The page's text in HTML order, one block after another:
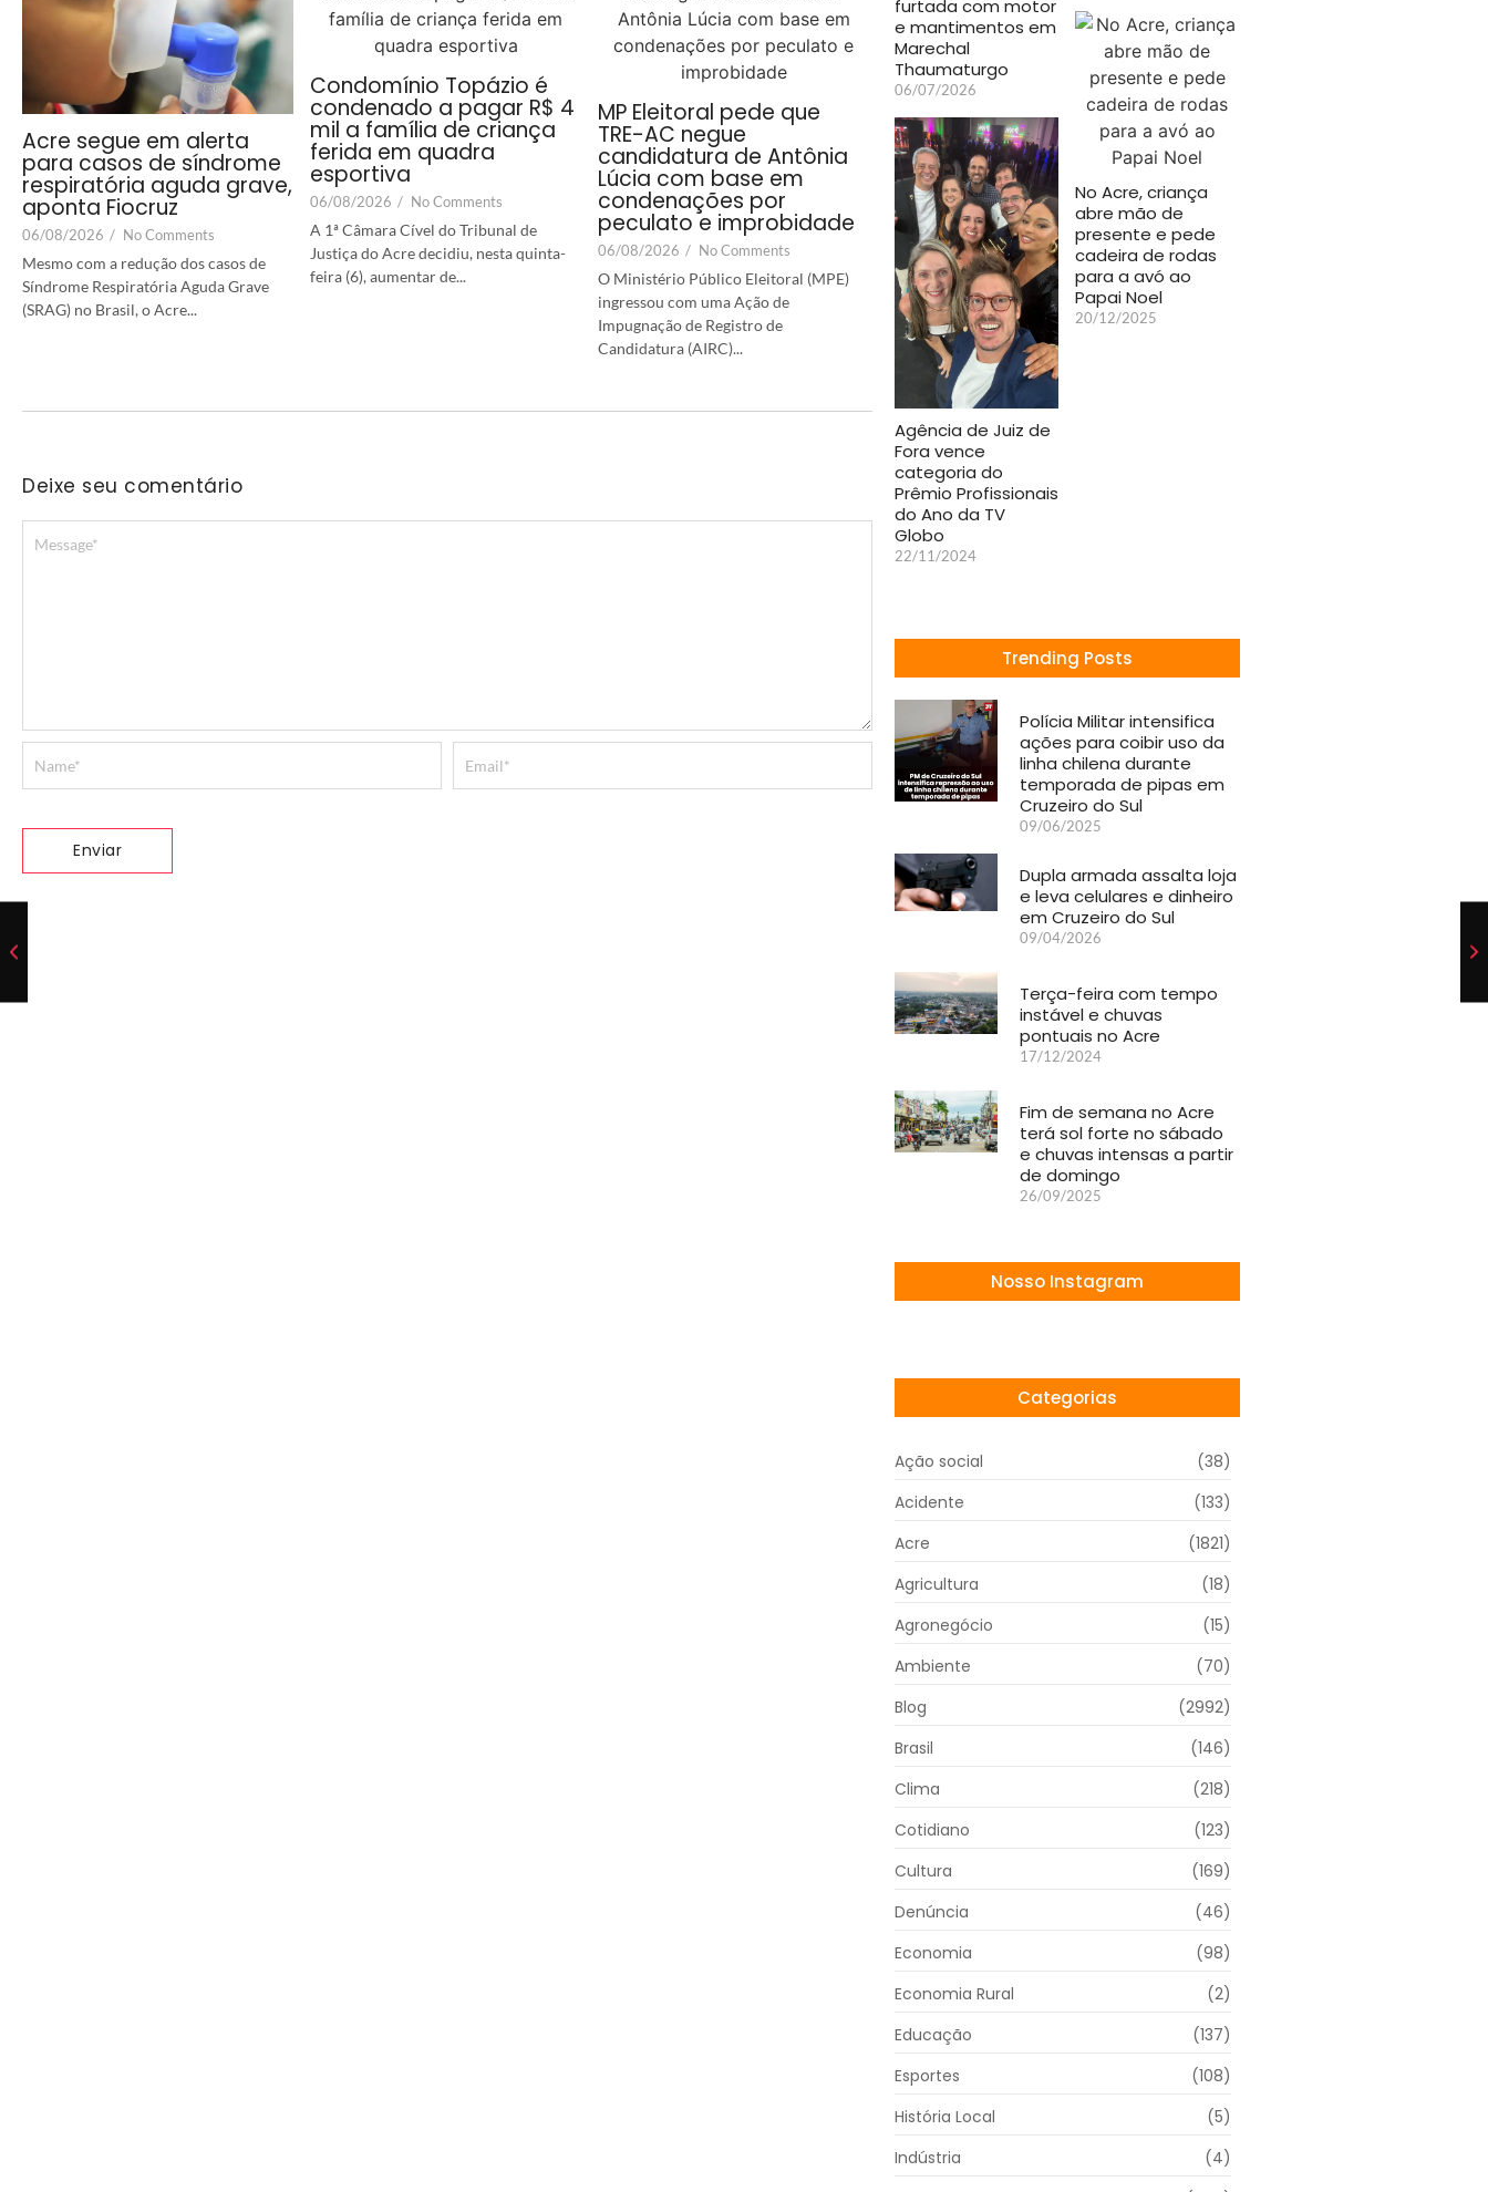
Acre segue em alerta
para casos de síndrome
respiratória aguda grave,
aponta Fiocruz
06/08/2026 / No Comments
Mesmo com a redução dos casos de
Síndrome Respiratória Aguda Grave
(SRAG) no Brasil, o Acre...
Condomínio Topázio é
condenado a pagar R$ 4
mil a família de criança
ferida em quadra
esportiva
06/08/2026 / No Comments
A 1ª Câmara Cível do Tribunal de
Justiça do Acre decidiu, nesta quinta-
feira (6), aumentar de...
MP Eleitoral pede que
TRE-AC negue
candidatura de Antônia
Lúcia com base em
condenações por
peculato e improbidade
06/08/2026 / No Comments
O Ministério Público Eleitoral (MPE)
ingressou com uma Ação de
Impugnação de Registro de
Candidatura (AIRC)...
Deixe seu comentário
furtada com motor
e mantimentos em
Marechal
Thaumaturgo
06/07/2026
No Acre, criança
abre mão de
presente e pede
cadeira de rodas
para a avó ao
Papai Noel
20/12/2025
Agência de Juiz de
Fora vence
categoria do
Prêmio Profissionais
do Ano da TV
Globo
22/11/2024
Trending Posts
Polícia Militar intensifica
ações para coibir uso da
linha chilena durante
temporada de pipas em
Cruzeiro do Sul
09/06/2025
Dupla armada assalta loja
e leva celulares e dinheiro
em Cruzeiro do Sul
09/04/2026
Terça-feira com tempo
instável e chuvas
pontuais no Acre
17/12/2024
Fim de semana no Acre
terá sol forte no sábado
e chuvas intensas a partir
de domingo
26/09/2025
Nosso Instagram
Categorias
Ação social
(38)
Acidente
(133)
Acre
(1821)
Agricultura
(18)
Agronegócio
(15)
Ambiente
(70)
Blog
(2992)
Brasil
(146)
Clima
(218)
Cotidiano
(123)
Cultura
(169)
Denúncia
(46)
Economia
(98)
Economia Rural
(2)
Educação
(137)
Esportes
(108)
História Local
(5)
Indústria
(4)